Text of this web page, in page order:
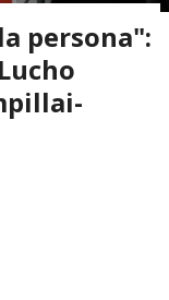
persona":